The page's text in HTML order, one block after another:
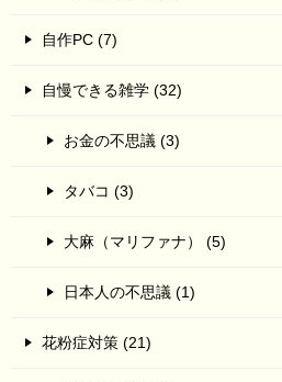
自作PC (7)
自慢できる雑学 (32)
お金の不思議 (3)
タバコ (3)
大麻（マリファナ） (5)
日本人の不思議 (1)
花粉症対策 (21)